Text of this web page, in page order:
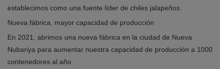
establecimos como una fuente líder de chiles jalapeños.
Nueva fábrica, mayor capacidad de producción
En 2021, abrimos una nueva fábrica en la ciudad de Nueva
Nubariya para aumentar nuestra capacidad de producción a 1000
contenedores al año.